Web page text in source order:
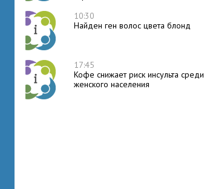
10:30
Найден ген волос цвета блонд
17:45
Кофе снижает риск инсульта среди
женского населения